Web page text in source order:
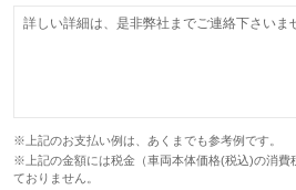
詳しい詳細は、是非弊社までご連絡下さいま
※上記のお支払い例は、あくまでも参考例です。
※上記の金額には税金（車両本体価格(税込)の消費
ておりません。